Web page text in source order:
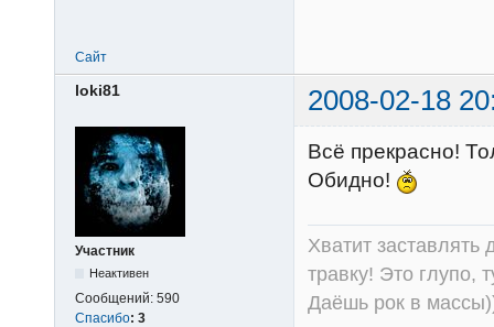
Сайт
loki81 2008-02-18
Участник
Неактивен
Сообщений: 590
Спасибо: 3
Всё прекрасно!
Обидно!
Хватит заставлять
травку! Это глупо,
Даёшь рок в